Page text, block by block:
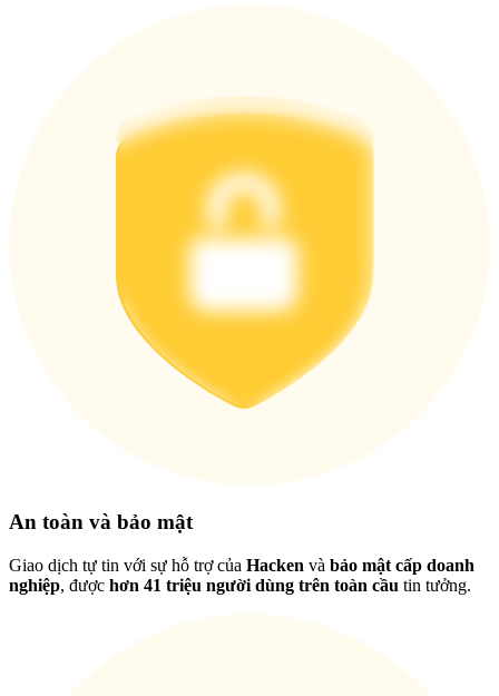
An toàn và bảo mật
Giao dịch tự tin với sự hỗ trợ của Hacken và bảo mật cấp doanh
nghiệp, được hơn 41 triệu người dùng trên toàn cầu tin tưởng.